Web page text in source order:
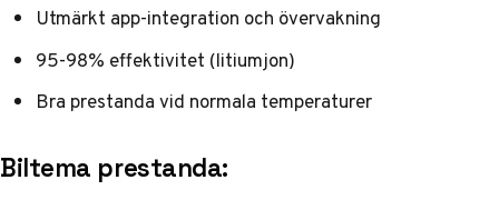
Utmärkt app-integration och övervakning
95-98% effektivitet (litiumjon)
Bra prestanda vid normala temperaturer
Biltema prestanda: